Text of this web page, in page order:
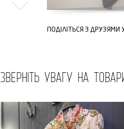
ПОДІЛІТЬСЯ З ДРУЗЯМИ
ЗВЕРНІТЬ УВАГУ НА